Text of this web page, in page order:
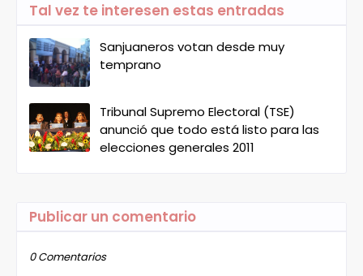
Tal vez te interesen estas entradas
Sanjuaneros votan desde muy
temprano
Tribunal Supremo Electoral (TSE)
anunció que todo está listo para las
elecciones generales 2011
Publicar un comentario
0 Comentarios